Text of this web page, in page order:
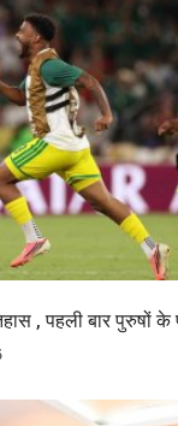
, पहली बार पुरुषों